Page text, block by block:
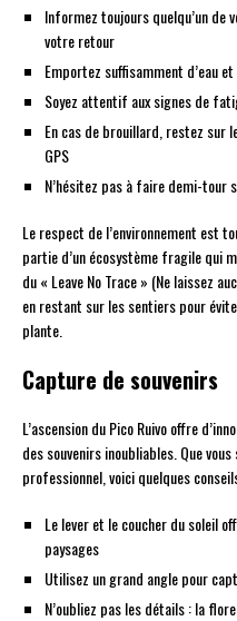
Informez toujours quelqu’un de
votre retour
Emportez suffisamment d’eau
Soyez attentif aux signes de
En cas de brouillard, restez sur
GPS
N’hésitez pas à faire demi-tour
Le respect de l’environnement est
partie d’un écosystème fragile qui
du « Leave No Trace » (Ne laissez
en restant sur les sentiers pour
plante.
Capture de souvenirs
L’ascension du Pico Ruivo offre
des souvenirs inoubliables. Que
professionnel, voici quelques
Le lever et le coucher du soleil
paysages
Utilisez un grand angle pour
N’oubliez pas les détails : la